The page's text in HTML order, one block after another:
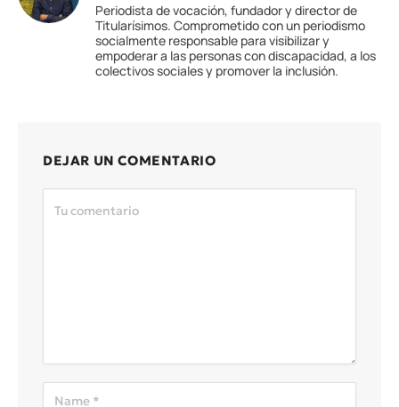
Periodista de vocación, fundador y director de
Titularísimos. Comprometido con un periodismo
socialmente responsable para visibilizar y
empoderar a las personas con discapacidad, a los
colectivos sociales y promover la inclusión.
DEJAR UN COMENTARIO